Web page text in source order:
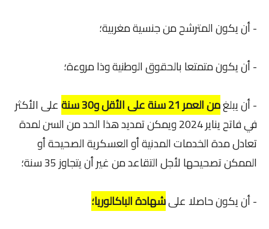
- أن يكون المترشح من جنسية مغربية؛
- أن يكون متمتعا بالحقوق الوطنية وذا مروءة؛
- أن يبلغمن العمر 21 سنة على الأقل و30 سنة
على الأكثر
في فاتح يناير 2024 ويمكن تمديد هذا الحد من السن لمدة
تعادل مدة الخدمات المدنية أو العسكرية الصحيحة أو
الممكن تصحيحها لأجل التقاعد من غير أن يتجاوز 35 سنة؛
- أن يكون حاصلا علىشهادة الباكالوريا؛